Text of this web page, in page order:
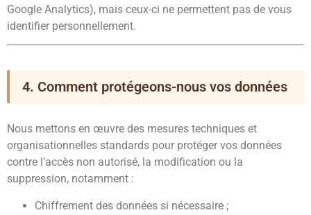
Google Analytics), mais ceux-ci ne permettent pas de vous
identifier personnellement.
4. Comment protégeons-nous vos données
Nous mettons en œuvre des mesures techniques et
organisationnelles standards pour protéger vos données
contre l’accès non autorisé, la modification ou la
suppression, notamment :
Chiffrement des données si nécessaire ;